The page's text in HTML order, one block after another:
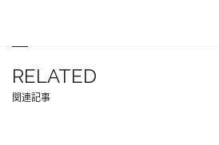
RELATED
関連記事